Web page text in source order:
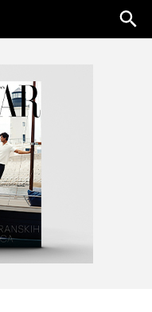
for: